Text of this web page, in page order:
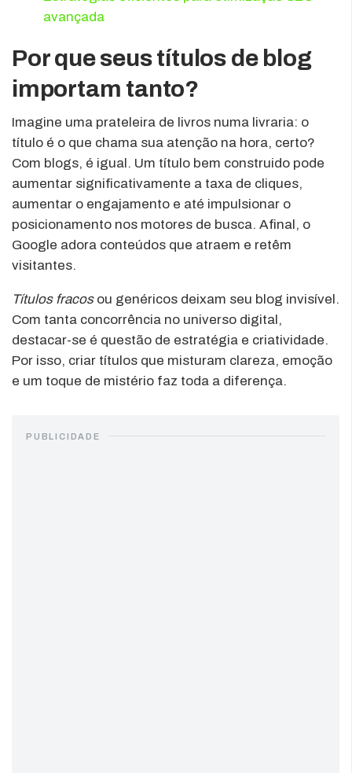
avançada
Por que seus títulos de blog
importam tanto?
Imagine uma prateleira de livros numa livraria: o
título é o que chama sua atenção na hora, certo?
Com blogs, é igual. Um título bem construido pode
aumentar significativamente a taxa de cliques,
aumentar o engajamento e até impulsionar o
posicionamento nos motores de busca. Afinal, o
Google adora conteúdos que atraem e retêm
visitantes.
Títulos fracosou genéricos deixam seu blog invisível.
Com tanta concorrência no universo digital,
destacar-se é questão de estratégia e criatividade.
Por isso, criar títulos que misturam clareza, emoção
e um toque de mistério faz toda a diferença.
PUBLICIDADE